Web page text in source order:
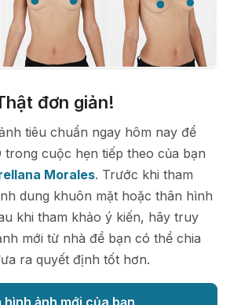
đơn giản!
tiêu chuẩn ngay hôm nay để
trong cuộc hẹn tiếp theo của bạn
Morales. Trước khi tham
dung khuôn mặt hoặc thân hình
khi tham khảo ý kiến, hãy truy
mới từ nhà để bạn có thể chia
ra quyết định tốt hơn.
hình ảnh mới của bạn